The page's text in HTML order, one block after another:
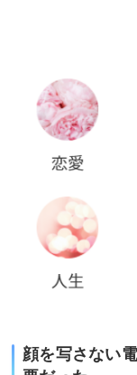
顔を写さない